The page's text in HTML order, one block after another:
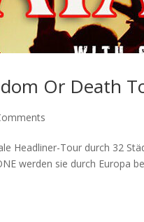
Or Death
Headliner-Tour durch 32
werden sie durch Europa